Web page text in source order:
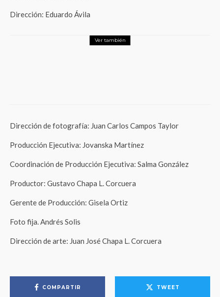
Dirección: Eduardo Ávila
Ver también
Dirección de fotografía: Juan Carlos Campos Taylor
Producción Ejecutiva: Jovanska Martínez
Coordinación de Producción Ejecutiva: Salma González
Productor: Gustavo Chapa L. Corcuera
Gerente de Producción: Gisela Ortiz
Foto fija. Andrés Solis
Dirección de arte: Juan José Chapa L. Corcuera
COMPARTIR TWEET